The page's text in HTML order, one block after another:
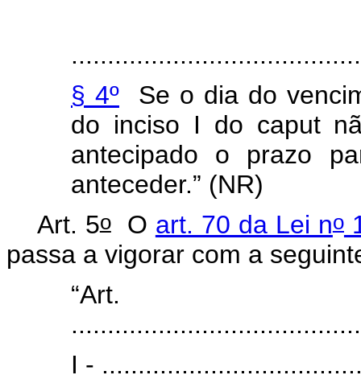
§ 4º Se o dia do
do inciso I do caput
antecipado o prazo
anteceder.” (NR)
Art. 5oO art. 70 da Lei no
passa a vigorar com a
I -